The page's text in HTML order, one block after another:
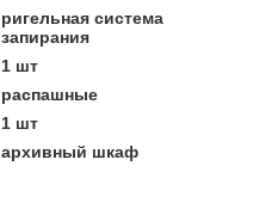
ригельная система
запирания
1 шт
распашные
1 шт
архивный шкаф